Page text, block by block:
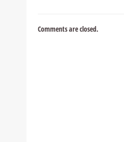
Comments are closed.